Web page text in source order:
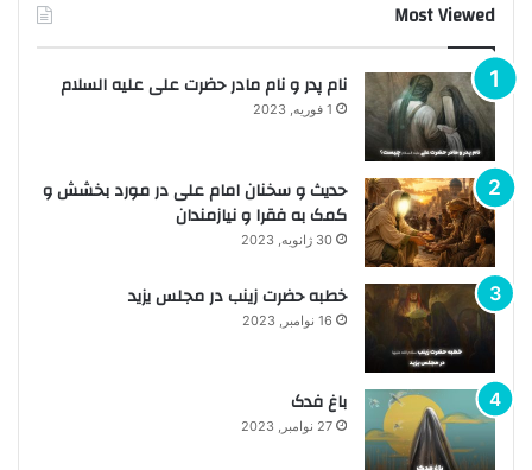
Most Viewed
نام پدر و نام مادر حضرت علی علیه السلام
1 فوریه, 2023
حدیث و سخنان امام علی در مورد بخشش و
کمک به فقرا و نیازمندان
30 ژانویه, 2023
خطبه حضرت زینب در مجلس یزید
16 نوامبر, 2023
باغ فدک
27 نوامبر, 2023